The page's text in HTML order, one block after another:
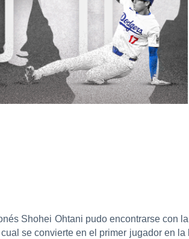
Shohei Ohtani pudo encontrarse con
se convierte en el primer jugador en